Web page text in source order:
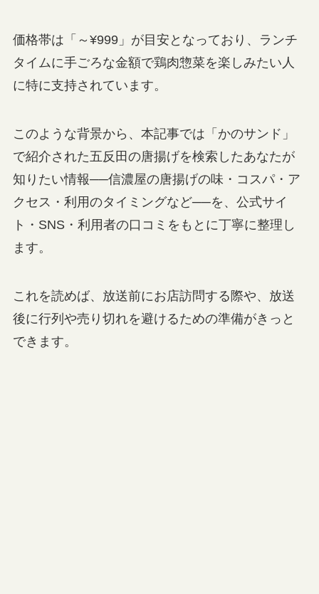
価格帯は「～¥999」が目安となっており、ランチ
タイムに手ごろな金額で鶏肉惣菜を楽しみたい人
に特に支持されています。
このような背景から、本記事では「かのサンド」
で紹介された五反田の唐揚げを検索したあなたが
知りたい情報──信濃屋の唐揚げの味・コスパ・ア
クセス・利用のタイミングなど──を、公式サイ
ト・SNS・利用者の口コミをもとに丁寧に整理し
ます。
これを読めば、放送前にお店訪問する際や、放送
後に行列や売り切れを避けるための準備がきっと
できます。